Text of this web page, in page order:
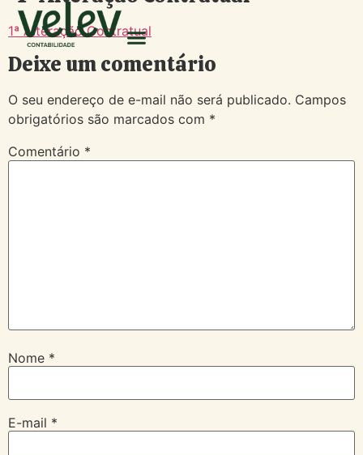
1ª Alteração Contratual
Deixe um comentário
O seu endereço de e-mail não será publicado. Campos
obrigatórios são marcados com *
Comentário *
Nome *
E-mail *